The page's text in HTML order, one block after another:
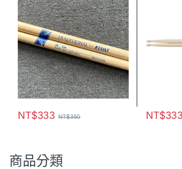
NT$333 NT$350 NT$333
商品分類